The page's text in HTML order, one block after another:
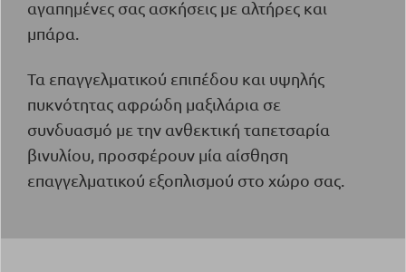
αγαπημένες σας ασκήσεις με αλτήρες και
μπάρα.
Τα επαγγελματικού επιπέδου και υψηλής
πυκνότητας αφρώδη μαξιλάρια σε
συνδυασμό με την ανθεκτική ταπετσαρία
βινυλίου, προσφέρουν μία αίσθηση
επαγγελματικού εξοπλισμού στο χώρο σας.